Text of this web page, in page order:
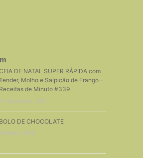
DE NATAL SUPER RÁPIDA com
Molho e Salpicão de Frango –
Receitas de Minuto #339
11 Dezembro, 2017
BOLO DE CHOCOLATE
18 Maio, 2016